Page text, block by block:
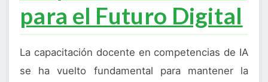
para el Futuro Digital
La capacitación docente en competencias de IA
se ha vuelto fundamental para mantener la